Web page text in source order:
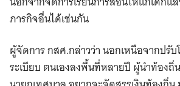
ภารกิจอื่นได้เช่นกัน
ผู้จัดการ กสศ.กล่าวว่า นอกเหนือจากปรั
ระเบียบ ตนเองลงพื้นที่หลายปี ผู้นำท้องถิ่